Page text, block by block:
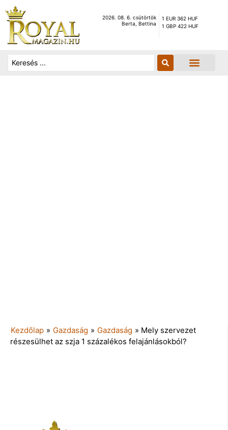
2026. 08. 6. csütörtök
Berta, Bettina
1 EUR 362 HUF
1 GBP 422 HUF
Kezdőlap » Gazdaság » Gazdaság » Mely szervezet
részesülhet az szja 1 százalékos felajánlásokból?